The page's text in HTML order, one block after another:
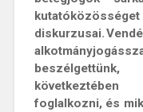
diskurzusai.
foglalkozni, és